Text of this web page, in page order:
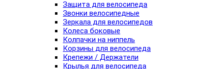
Защита для велосипеда
Звонки велосипедные
Зеркала для велосипедов
Колеса боковые
Колпачки на ниппель
Корзины для велосипеда
Крепежи / Держатели
Крылья для велосипеда